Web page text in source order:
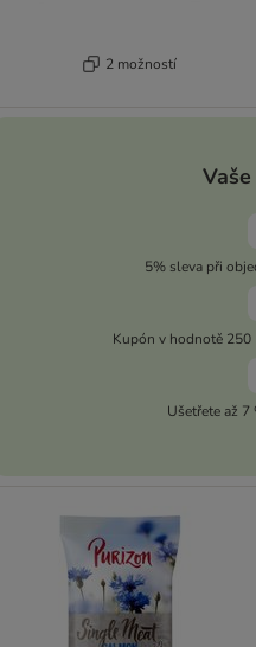
2 možností
5% sleva při
Kupón v hodnotě 250
Ušetřete až 7